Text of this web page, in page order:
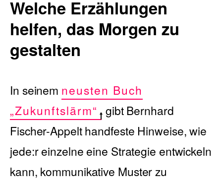
f_LAB
Kontakt
English
Welche Erzählungen
helfen, das Morgen zu
gestalten
In seinem neusten Buch
„Zukunftslärm“ gibt Bernhard
Fischer-Appelt handfeste Hinweise, wie
jede:r einzelne eine Strategie entwickeln
kann, kommunikative Muster zu